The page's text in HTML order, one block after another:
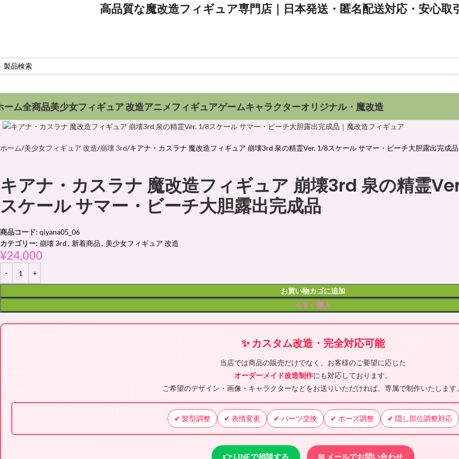
品質な魔改造フィギュア専門店｜日本発送・匿名配送対応・安心取
ーム全商品美少女フィギュア 改造アニメフィギュアゲームキャラクターオリジナル・魔改造
クリックで拡大
ホーム 美少女フィギュア 改造 崩壊 3rd キアナ・カスラナ 魔改造フィギュア 崩壊3rd 泉の精霊Ver. 1/8スケール サマー・ビーチ大胆露出完成品
キアナ・カスラナ 魔改造フィギュア 崩壊3rd 泉の精霊
スケール サマー・ビーチ大胆露出完成品
商品コード: qiyana05_06
カテゴリー: 崩壊 3rd, 新着商品, 美少女フィギュア 改造
¥24,000
お買い物カゴに追加
今すぐ購入
✨ カスタム改造・完全対応可能
当店では商品の販売だけでなく、お客様のご要望に応じた
オーダーメイド改造制作にも対応しております。
ご希望のデザイン・画像・キャラクターなどをお送りいただければ、専属で制作いたします
✔ 髪型調整 ✔ 表情変更 ✔ パーツ交換 ✔ ポーズ調整 ✔ 隠し部位調整対応
👉 LINEで相談する ✉ メールでお問い合わせ